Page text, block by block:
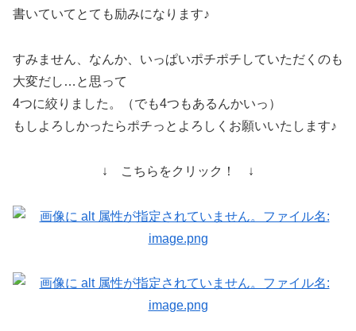
書いていてとても励みになります♪
すみません、なんか、いっぱいポチポチしていただくのも
大変だし…と思って
4つに絞りました。（でも4つもあるんかいっ）
もしよろしかったらポチっとよろしくお願いいたします♪
↓ こちらをクリック！ ↓